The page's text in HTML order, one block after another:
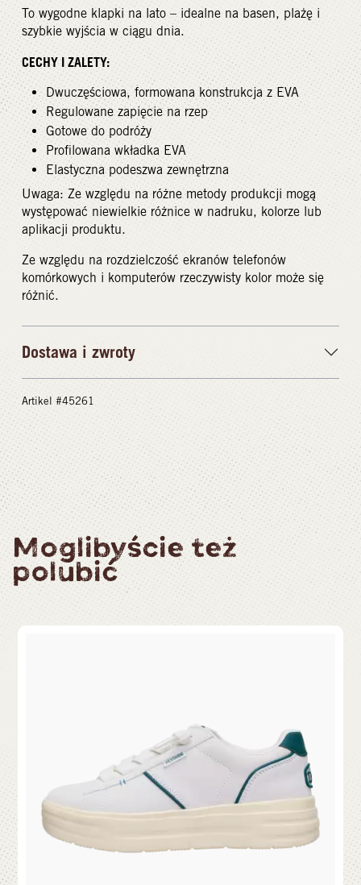
To wygodne klapki na lato – idealne na basen, plażę i
szybkie wyjścia w ciągu dnia.
CECHY I ZALETY:
Dwuczęściowa, formowana konstrukcja z EVA
Regulowane zapięcie na rzep
Gotowe do podróży
Profilowana wkładka EVA
Elastyczna podeszwa zewnętrzna
Uwaga: Ze względu na różne metody produkcji mogą
występować niewielkie różnice w nadruku, kolorze lub
aplikacji produktu.
Ze względu na rozdzielczość ekranów telefonów
komórkowych i komputerów rzeczywisty kolor może się
różnić.
Dostawa i zwroty
Artikel #45261
Moglibyście też
polubić